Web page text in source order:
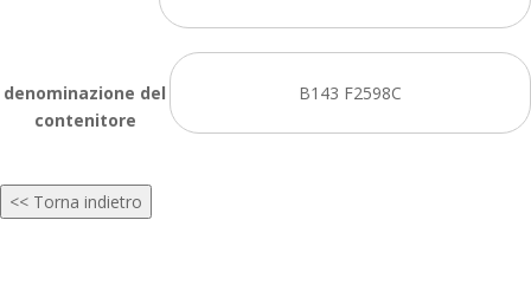
denominazione del
contenitore
B143 F2598C
<< Torna indietro